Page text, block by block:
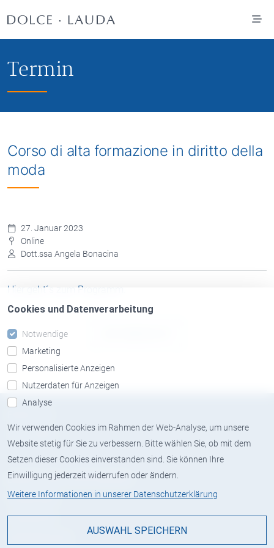
Termin
Corso di alta formazione in diritto della
moda
27. Januar 2023
Online
Dott.ssa Angela Bonacina
Hier geht´s zum Programm.
ITALIANO
BERATUNG ANFORDERN
KARRIERE
LINKEDIN
Cookies und Datenverarbeitung
Notwendige
Marketing
Personalisierte Anzeigen
Nutzerdaten für Anzeigen
Analyse
Wir verwenden Cookies im Rahmen der Web-Analyse, um unsere
Website stetig für Sie zu verbessern. Bitte wählen Sie, ob mit dem
Setzen dieser Cookies einverstanden sind. Sie können Ihre
Einwilligung jederzeit widerrufen oder ändern.
Weitere Informationen in unserer Datenschutzerklärung
AUSWAHL SPEICHERN